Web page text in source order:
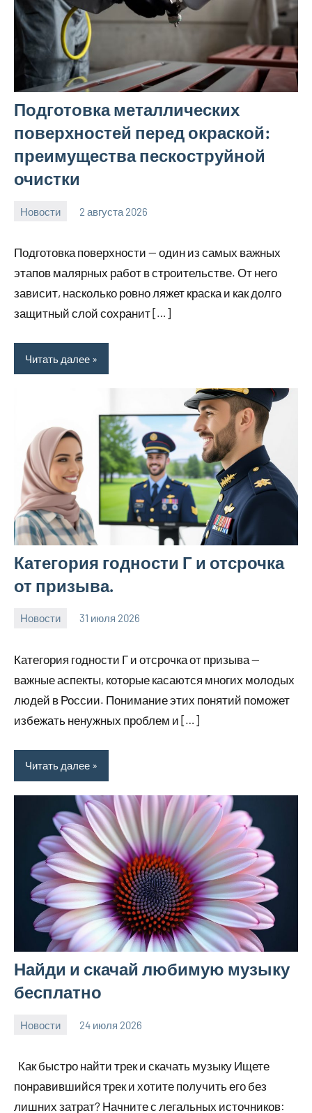
Подготовка металлических
поверхностей перед окраской:
преимущества пескоструйной
очистки
Новости 2 августа 2026
Подготовка поверхности — один из самых важных
этапов малярных работ в строительстве. От него
зависит, насколько ровно ляжет краска и как долго
защитный слой сохранит […]
Читать далее
Категория годности Г и отсрочка
от призыва.
Новости 31 июля 2026
Категория годности Г и отсрочка от призыва —
важные аспекты, которые касаются многих молодых
людей в России. Понимание этих понятий поможет
избежать ненужных проблем и […]
Читать далее
Найди и скачай любимую музыку
бесплатно
Новости 24 июля 2026
Как быстро найти трек и скачать музыку Ищете
понравившийся трек и хотите получить его без
лишних затрат? Начните с легальных источников: